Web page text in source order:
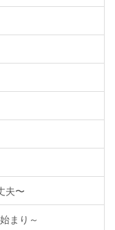
夫〜
まり～